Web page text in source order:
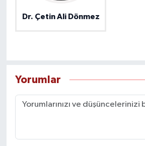
Dr. Çetin Ali Dönmez
Yorumlar